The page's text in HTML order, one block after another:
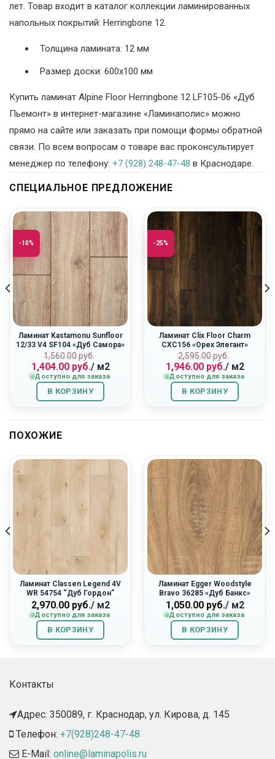
лет. Товар входит в каталог коллекции ламинированных
напольных покрытий: Herringbone 12.
Толщина ламината: 12 мм
Размер доски: 600х100 мм
Купить ламинат Alpine Floor Herringbone 12 LF105-06 «Дуб
Пьемонт» в интернет-магазине «Ламинаполис» можно
прямо на сайте или заказать при помощи формы обратной
связи. По всем вопросам о товаре вас проконсультирует
менеджер по телефону: +7 (928) 248-47-48 в Краснодаре.
СПЕЦИАЛЬНОЕ ПРЕДЛОЖЕНИЕ
-10%
Ламинат Kastamonu Sunfloor
12/33 V4 SF104 «Дуб Самора»
1,560.00руб.
Первоначальная
цена
составляла
1,560.00
руб..
1,404.00руб.
Текущая
цена:
1,404.00
руб..
/ м2
Доступно для заказа
В КОРЗИНУ
-25%
Ламинат Clix Floor Charm
CXC156 «Орех Элегант»
2,595.00руб.
цена
составляла
2,595.00
руб..
1,946.00руб.
Текущая
цена:
1,946.00
руб..
/ м2
Доступно для заказа
В КОРЗИНУ
ПОХОЖИЕ
Ламинат Classen Legend 4V
WR 54754 “Дуб Гордон”
2,970.00руб./ м2
Доступно для заказа
В КОРЗИНУ
Ламинат Egger Woodstyle
Bravo 36285 «Дуб Банкс»
1,050.00руб./ м2
Доступно для заказа
В КОРЗИНУ
Контакты
Адрес: 350089, г. Краснодар, ул. Кирова, д. 145​
Телефон: +7(928)248-47-48
E-Mail: online@laminapolis.ru